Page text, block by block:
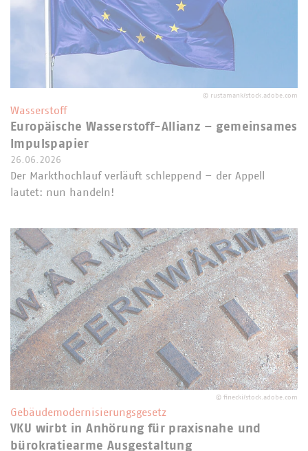
© rustamank/stock.adobe.com
Wasserstoff
Europäische Wasserstoff-Allianz – gemeinsames
Impulspapier
26.06.2026
Der Markthochlauf verläuft schleppend – der Appell
lautet: nun handeln!
© finecki/stock.adobe.com
Gebäudemodernisierungsgesetz
VKU wirbt in Anhörung für praxisnahe und
bürokratiearme Ausgestaltung